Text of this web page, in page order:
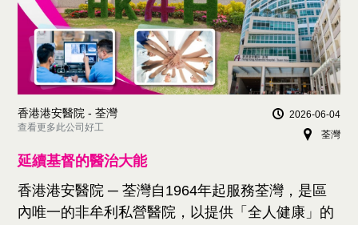
香港港安醫院 - 荃灣
查看更多此公司好工
荃灣
2026-06-04
延續基督的醫治大能
香港港安醫院 ─ 荃灣自1964年起服務荃灣，是區
內唯一的非牟利私營醫院，以提供「全人健康」的